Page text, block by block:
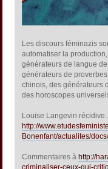
Les discours féminazis
automatiser la
générateurs de langue
générateurs de
chinois, des générateurs
des horoscopes
Louise Langevin
http://
Bonenfant/actualites/
Commentaires à http://